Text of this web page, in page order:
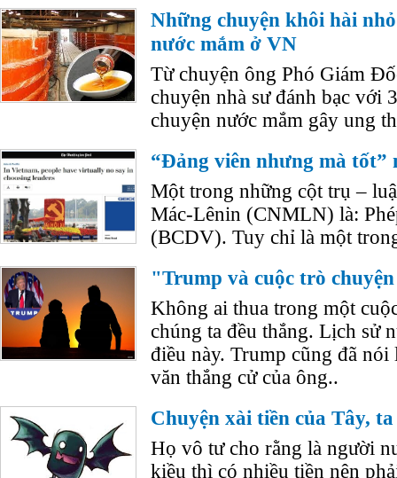
Những chuyện khôi hài
nước mắm ở VN
Từ chuyện ông Phó Giám
chuyện nhà sư đánh bạc với
chuyện nước mắm gây ung
“Đảng viên nhưng mà tốt”
Một trong những cột trụ –
Mác-Lênin (CNMLN) là:
(BCDV). Tuy chỉ là một
"Trump và cuộc trò
Không ai thua trong một
chúng ta đều thắng. Lịch sử
điều này. Trump cũng đã
văn thắng cử của ông..
Chuyện xài tiền của Tây,
Họ vô tư cho rằng là người
kiều thì có nhiều tiền nên